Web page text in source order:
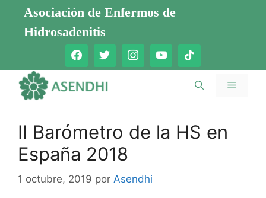
Saltar
contenido
Asociación de Enfermos de
Hidrosadenitis
Menú
II Barómetro de la HS en
España 2018
1 octubre, 2019 por Asendhi